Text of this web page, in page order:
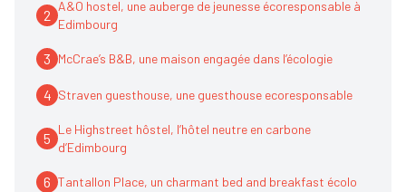
2
A&O hostel, une auberge de jeunesse écoresponsable à
Edimbourg
3 McCrae’s B&B, une maison engagée dans l’écologie
4 Straven guesthouse, une guesthouse ecoresponsable
5
Le Highstreet hôstel, l’hôtel neutre en carbone
d’Edimbourg
6 Tantallon Place, un charmant bed and breakfast écolo